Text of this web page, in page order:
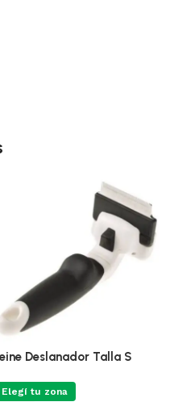
Deslanador Talla S
Elegí tu zona